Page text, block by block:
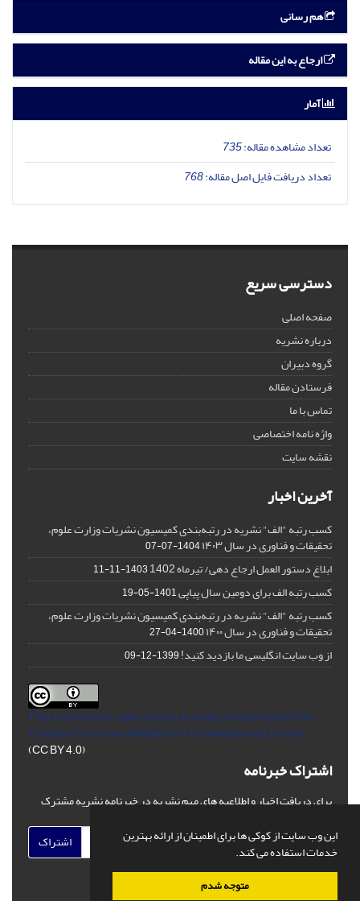
این وب سایت از کوکی ها برای اطمینان از ارائه بهترین
خدمات استفاده می کند.
متوجه شدم
هم رسانی
ارجاع به این مقاله
آمار
تعداد مشاهده مقاله:735
تعداد دریافت فایل اصل مقاله:768
دسترسی سریع
صفحه اصلی
درباره نشریه
گروه دبیران
فرستادن مقاله
تماس با ما
واژه نامه اختصاصی
نقشه سایت
آخرین اخبار
کسب رتبه "الف" نشریه در رتبه‌بندی کمیسیون نشریات وزارت علوم،
تحقیقات و فناوری در سال ۱۴۰۳ 1404-07-07
ابلاغ دستور العمل ارجاع دهی/ تیرماه 1402 1403-11-11
کسب رتبه الف برای دومین سال پیاپی1401-05-19
کسب رتبه "الف" نشریه در رتبه‌بندی کمیسیون نشریات وزارت علوم،
تحقیقات و فناوری در سال ۱۴۰۰ 1400-04-27
از وب سایت انگلیسی ما بازدید کنید!1399-12-09
This Journal is an open access Journal Licensedunder the
Creative Commons Attribution 4.0 International License
(CC BY 4.0)
اشتراک خبرنامه
برای دریافت اخبار و اطلاعیه های مهم نشریه در خبرنامه نشریه مشترک
اشتراک